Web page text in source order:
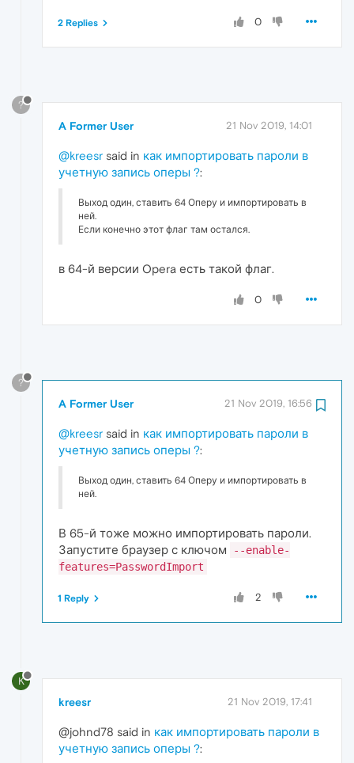
0
2 Replies
?
A Former User 21 Nov 2019, 14:01
@kreesr said in как импортировать пароли в
учетную запись оперы ?:
Выход один, ставить 64 Оперу и импортировать в
ней.
Если конечно этот флаг там остался.
в 64-й версии Opera есть такой флаг.
0
?
A Former User 21 Nov 2019, 16:56
@kreesr said in как импортировать пароли в
учетную запись оперы ?:
Выход один, ставить 64 Оперу и импортировать в
ней.
В 65-й тоже можно импортировать пароли.
Запустите браузер с ключом
--enable-
features=PasswordImport
2
1 Reply
K
kreesr 21 Nov 2019, 17:41
@johnd78 said in как импортировать пароли в
учетную запись оперы ?: